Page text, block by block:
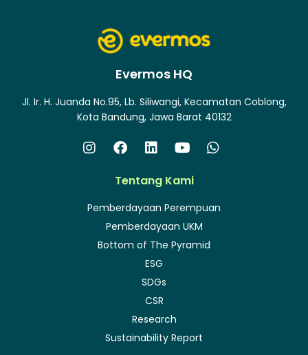
Evermos HQ
Jl. Ir. H. Juanda No.95, Lb. Siliwangi, Kecamatan Coblong,
Kota Bandung, Jawa Barat 40132
Tentang Kami
Pemberdayaan Perempuan
Pemberdayaan UKM
Bottom of The Pyramid
ESG
SDGs
CSR
Research
Sustainability Report